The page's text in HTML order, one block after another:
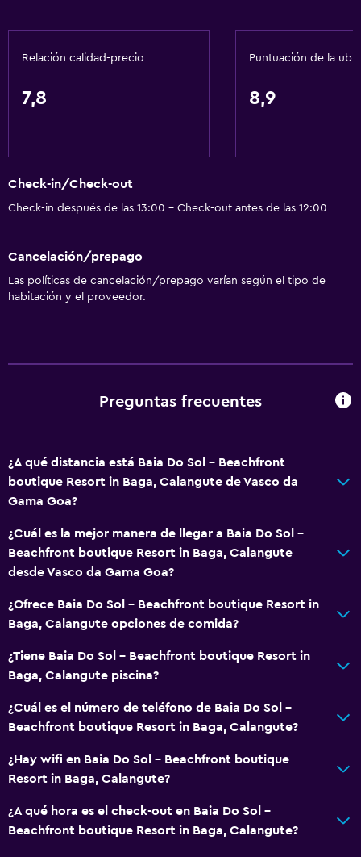
Dispositivo hotspot móvil
Aire acondicionado
Wifi gratis
Ropa de cama
Comedor
Tetera eléctrica
Almuerzos para llevar
Menús para dietas especiales (bajo petición)
Restaurante
Bar/lounge
La comida se puede entregar en el alojamiento
Minibar
Cocina compartida
Tetera/cafetera
Nevera
Cafetera
Servicios y facilidades
Renta de autos
Relación calidad-precio
7,8
Puntuación de la
8,9
Check-in/Check-out
Check-in después de las 13:00 - Check-out antes de las 12:00
Cancelación/prepago
Las políticas de cancelación/prepago varían según el tipo de
habitación y el proveedor.
Preguntas frecuentes
¿A qué distancia está Baia Do Sol - Beachfront
boutique Resort in Baga, Calangute de Vasco da
Gama Goa?
¿Cuál es la mejor manera de llegar a Baia Do Sol -
Beachfront boutique Resort in Baga, Calangute
desde Vasco da Gama Goa?
¿Ofrece Baia Do Sol - Beachfront boutique Resort in
Baga, Calangute opciones de comida?
¿Tiene Baia Do Sol - Beachfront boutique Resort in
Baga, Calangute piscina?
¿Cuál es el número de teléfono de Baia Do Sol -
Beachfront boutique Resort in Baga, Calangute?
¿Hay wifi en Baia Do Sol - Beachfront boutique
Resort in Baga, Calangute?
¿A qué hora es el check-out en Baia Do Sol -
Beachfront boutique Resort in Baga, Calangute?